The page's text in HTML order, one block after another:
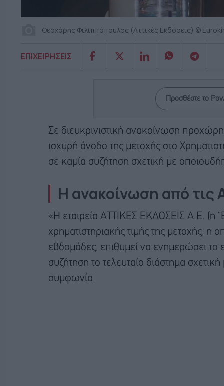
Θεοχάρης Φιλιππόπουλος (Αττικές Εκδόσεις) ©
ΕΠΙΧΕΙΡΗΣΕΙΣ
Προσθέστε το
Σε διευκρινιστική ανακοίνωση
ισχυρή άνοδο της μετοχής στο
σε καμία συζήτηση σχετική με
Η ανακοίνωση από τις
«Η εταιρεία ΑΤΤΙΚΕΣ ΕΚΔΟΣΕΙΣ Α.Ε. (η
χρηματιστηριακής τιμής της μετοχής, η
εβδομάδες, επιθυμεί να ενημερώσει το
συζήτηση το τελευταίο διάστημα
συμφωνία.